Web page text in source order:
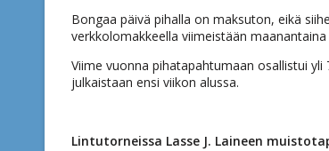
Bongaa päivä pihalla on maksuton, eikä
verkkolomakkeella viimeistään
Viime vuonna pihatapahtumaan osallistui
julkaistaan ensi viikon alussa.
Lintutorneissa Lasse J. Laineen